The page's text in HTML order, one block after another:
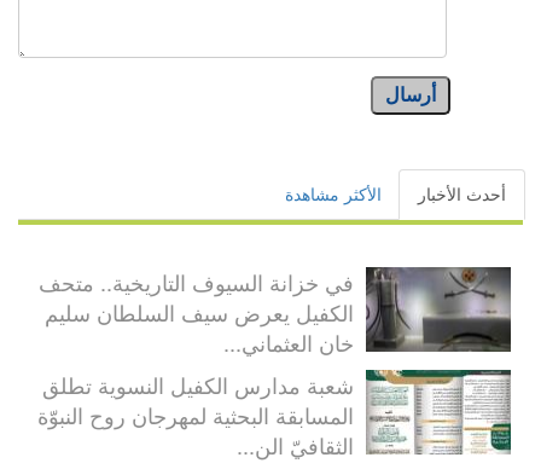
أرسال
أحدث الأخبار الأكثر مشاهدة
في خزانة السيوف التاريخية.. متحف
الكفيل يعرض سيف السلطان سليم
خان العثماني...
شعبة مدارس الكفيل النسوية تطلق
المسابقة البحثية لمهرجان روح النبوّة
الثقافيّ الن...